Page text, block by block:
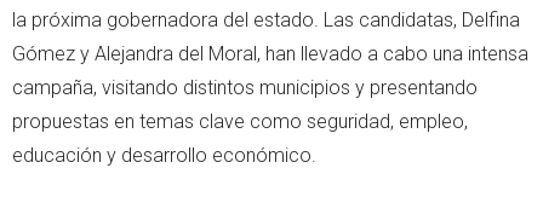
la próxima gobernadora del estado. Las candidatas, Delfina
Gómez y Alejandra del Moral, han llevado a cabo una intensa
campaña, visitando distintos municipios y presentando
propuestas en temas clave como seguridad, empleo,
educación y desarrollo económico.